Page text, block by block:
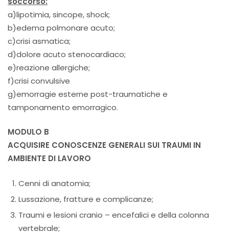
a)lipotimia, sincope, shock;
b)edema polmonare acuto;
c)crisi asmatica;
d)dolore acuto stenocardiaco;
e)reazione allergiche;
f)crisi convulsive
g)emorragie esterne post-traumatiche e
tamponamento emorragico.
MODULO B
ACQUISIRE CONOSCENZE GENERALI SUI TRAUMI IN
AMBIENTE DI LAVORO
Cenni di anatomia;
Lussazione, fratture e complicanze;
Traumi e lesioni cranio – encefalici e della colonna
vertebrale;